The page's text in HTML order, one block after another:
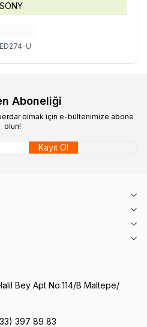
SONY
U
Aboneliği
olmak için e-bültenimize abone
olun!
Kayıt Ol
Bey Apt No:114/B Maltepe/
397 89 83